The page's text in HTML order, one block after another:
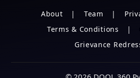
About Team
Terms & Conditions
Grievance